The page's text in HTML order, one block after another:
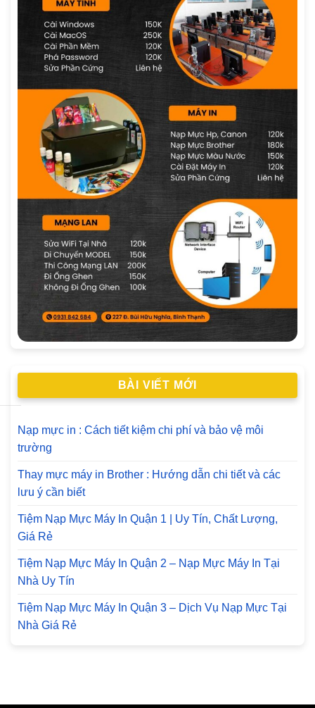
BÀI VIẾT MỚI
Nạp mực in : Cách tiết kiệm chi phí và bảo vệ môi
trường
Thay mực máy in Brother : Hướng dẫn chi tiết và các
lưu ý cần biết
Tiệm Nạp Mực Máy In Quận 1 | Uy Tín, Chất Lượng,
Giá Rẻ
Tiệm Nạp Mực Máy In Quận 2 – Nạp Mực Máy In Tại
Nhà Uy Tín
Tiệm Nạp Mực Máy In Quận 3 – Dịch Vụ Nạp Mực Tại
Nhà Giá Rẻ